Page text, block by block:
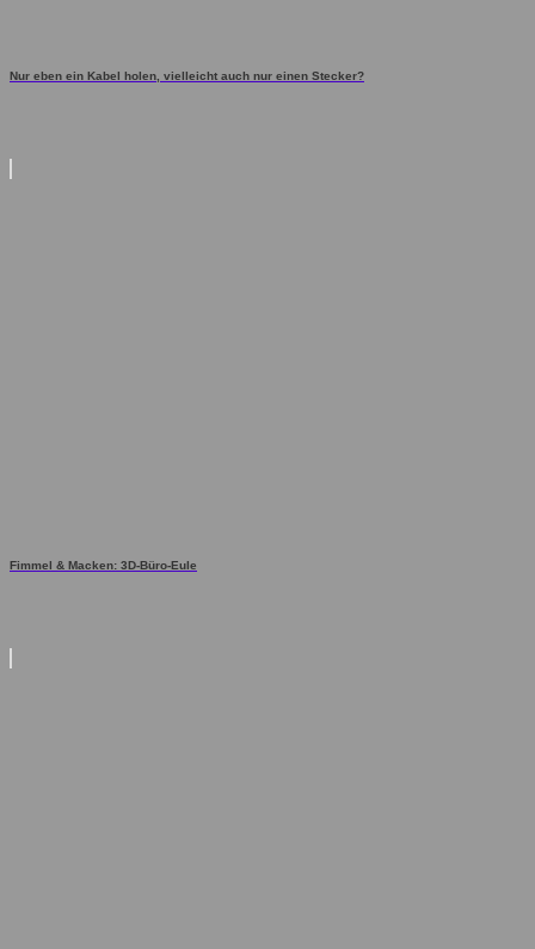
Nur eben ein Kabel holen, vielleicht auch nur einen Stecker?
Fimmel & Macken: 3D-Büro-Eule